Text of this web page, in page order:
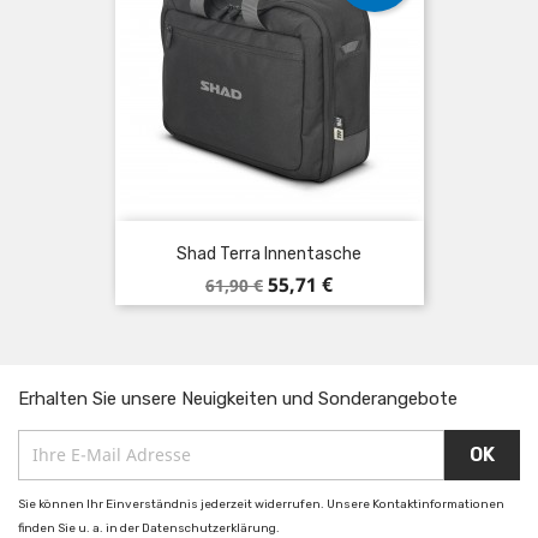
Shad Terra Innentasche
Verkaufspreis
61,90 € Preis
55,71 €
Erhalten Sie unsere Neuigkeiten und Sonderangebote
Sie können Ihr Einverständnis jederzeit widerrufen. Unsere Kontaktinformationen
finden Sie u. a. in der Datenschutzerklärung.